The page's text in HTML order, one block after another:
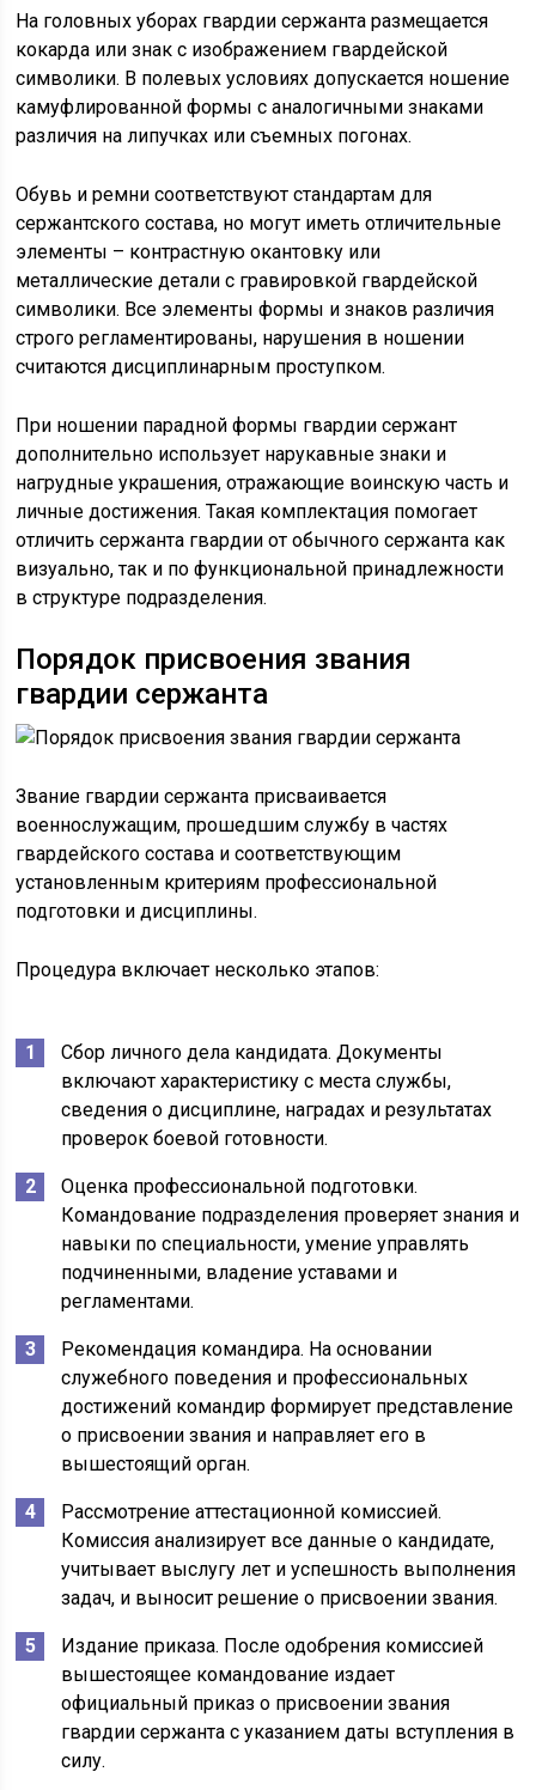
На головных уборах гвардии сержанта размещается
кокарда или знак с изображением гвардейской
символики. В полевых условиях допускается ношение
камуфлированной формы с аналогичными знаками
различия на липучках или съемных погонах.
Обувь и ремни соответствуют стандартам для
сержантского состава, но могут иметь отличительные
элементы – контрастную окантовку или
металлические детали с гравировкой гвардейской
символики. Все элементы формы и знаков различия
строго регламентированы, нарушения в ношении
считаются дисциплинарным проступком.
При ношении парадной формы гвардии сержант
дополнительно использует нарукавные знаки и
нагрудные украшения, отражающие воинскую часть и
личные достижения. Такая комплектация помогает
отличить сержанта гвардии от обычного сержанта как
визуально, так и по функциональной принадлежности
в структуре подразделения.
Порядок присвоения звания
гвардии сержанта
Звание гвардии сержанта присваивается
военнослужащим, прошедшим службу в частях
гвардейского состава и соответствующим
установленным критериям профессиональной
подготовки и дисциплины.
Процедура включает несколько этапов:
Сбор личного дела кандидата. Документы
включают характеристику с места службы,
сведения о дисциплине, наградах и результатах
проверок боевой готовности.
Оценка профессиональной подготовки.
Командование подразделения проверяет знания и
навыки по специальности, умение управлять
подчиненными, владение уставами и
регламентами.
Рекомендация командира. На основании
служебного поведения и профессиональных
достижений командир формирует представление
о присвоении звания и направляет его в
вышестоящий орган.
Рассмотрение аттестационной комиссией.
Комиссия анализирует все данные о кандидате,
учитывает выслугу лет и успешность выполнения
задач, и выносит решение о присвоении звания.
Издание приказа. После одобрения комиссией
вышестоящее командование издает
официальный приказ о присвоении звания
гвардии сержанта с указанием даты вступления в
силу.